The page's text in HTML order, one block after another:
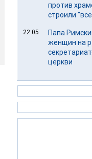
против
строили
22:05
Папа
женщин на
церкви